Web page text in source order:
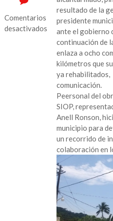
Comentarios
desactivados
resultado de la
presidente
ante el gobierno
continuación de
enlaza a ocho
kilómetros que
ya rehabilitados,
comunicación.
Peersonal del
SIOP,
Anell Ronson,
municipio para
un recorrido de
colaboración en